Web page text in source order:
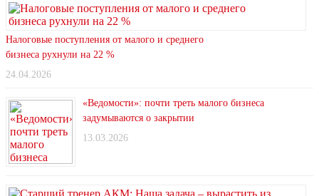
Налоговые поступления от малого и среднего
бизнеса рухнули на 22 %
24.04.2026
«Ведомости»: почти треть малого бизнеса
задумываются о закрытии
13.03.2026